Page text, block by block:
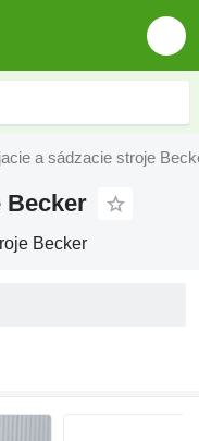
a sádzacie stroje
Becker
Becker